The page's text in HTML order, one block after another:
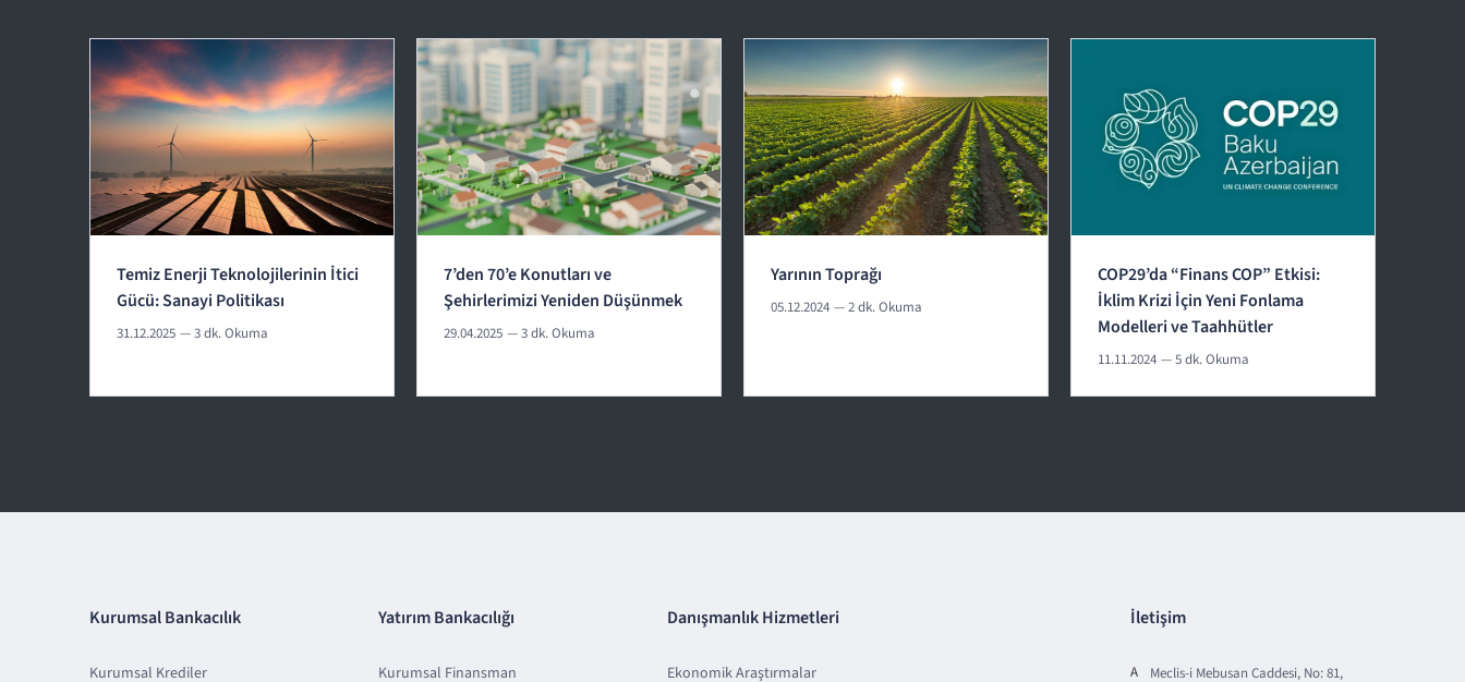
Temiz Enerji Teknolojilerinin İtici
Gücü: Sanayi Politikası
31.12.2025 — 3 dk. Okuma
7’den 70’e Konutları ve
Şehirlerimizi Yeniden Düşünmek
29.04.2025 — 3 dk. Okuma
Yarının Toprağı
05.12.2024 — 2 dk. Okuma
COP29’da “Finans COP” Etkisi:
İklim Krizi İçin Yeni Fonlama
Modelleri ve Taahhütler
11.11.2024 — 5 dk. Okuma
Kurumsal Bankacılık
Kurumsal Krediler
Yatırım Bankacılığı
Kurumsal Finansman
Danışmanlık Hizmetleri
Ekonomik Araştırmalar
İletişim
A Meclis-i Mebusan Caddesi, No: 81,